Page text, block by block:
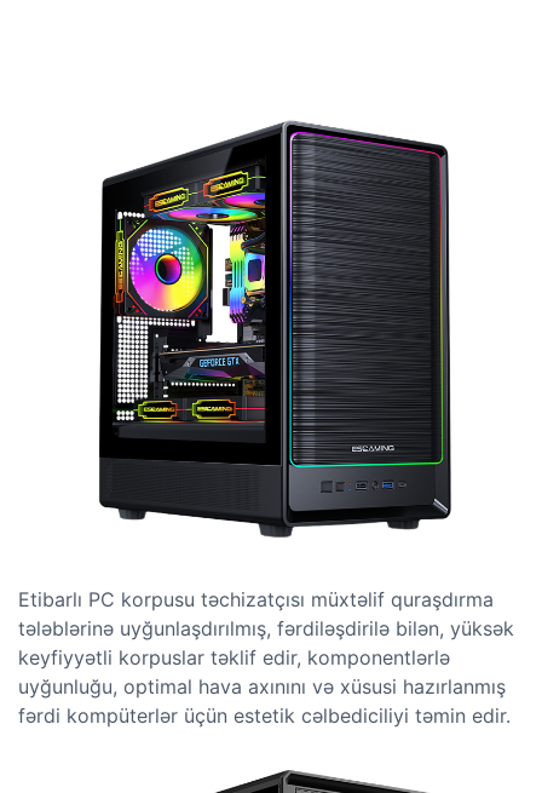
Etibarlı PC korpusu təchizatçısı müxtəlif quraşdırma
tələblərinə uyğunlaşdırılmış, fərdiləşdirilə bilən, yüksək
keyfiyyətli korpuslar təklif edir, komponentlərlə
uyğunluğu, optimal hava axınını və xüsusi hazırlanmış
fərdi kompüterlər üçün estetik cəlbediciliyi təmin edir.